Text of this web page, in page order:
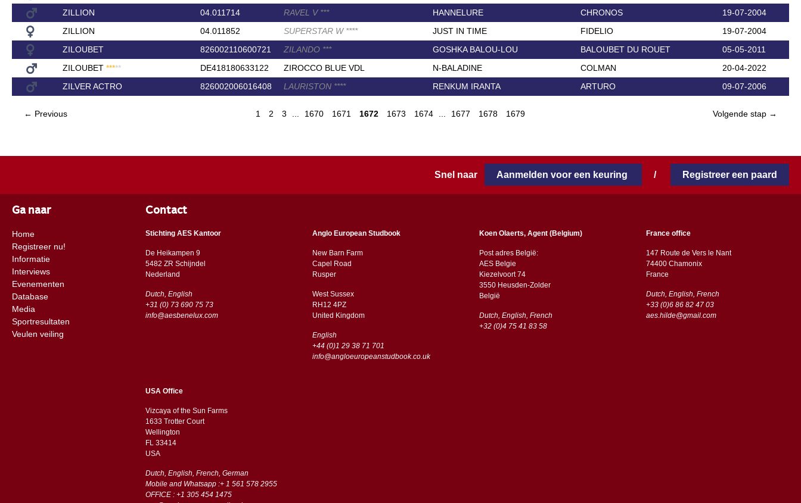
ZILLION
04.011714 RAVEL V *** HANNELURE CHRONOS
19-07-2004
ZILLION
04.011852 SUPERSTAR W **** JUST IN TIME FIDELIO
19-07-2004
ZILOUBET
826002110600721 ZILANDO *** GOSHKA BALOU-LOU BALOUBET DU ROUET
05-05-2011
ZILOUBET ***** DE418180633122 ZIROCCO BLUE VDL N-BALADINE COLMAN
20-04-2022
ZILVER ACTRO
826002006016408 LAURISTON **** RENKUM IRANTA ARTURO 09-07-2006
← Previous 1 2 3 1670 1671 1672 1673 1674 1677 1678 1679 Volgende stap →
Snel naar Aanmelden voor een keuring / Registreer een paard
Ga naar
Home
Registreer nu!
Informatie
Interviews
Evenementen
Database
Media
Sportresultaten
Veulen veiling
Contact
Stichting AES Kantoor
De Heikampen 9
5482 ZR Schijndel
​​Nederland
Dutch, English
+31 (0) 73 690 75 73
info@aesbenelux.com
Anglo European Studbook
New Barn Farm
Capel Road
​​Rusper
West Sussex
RH12 4PZ
​​United Kingdom
English
+44 (0)1 29 38 71 701
info@angloeuropeanstudbook.co.uk
Koen Olaerts, Agent (Belgium)
Post adres België:
AES Belgie
Kiezelvoort 74
3550 Heusden-Zolder
België
Dutch, English, French
+32 (0)4 75 41 83 58
France office
147 Route de Vers le Nant
74400 Chamonix
France
Dutch, English, French
+33 (0)6 86 82 47 03
aes.hilde@gmail.com
USA Office
Vizcaya of the Sun Farms
1633 Trotter Court
Wellington
FL 33414
USA
Dutch, English, French, German
Mobile and Whatsapp :+ 1 561 578 2955
OFFICE : +1 305 454 1475